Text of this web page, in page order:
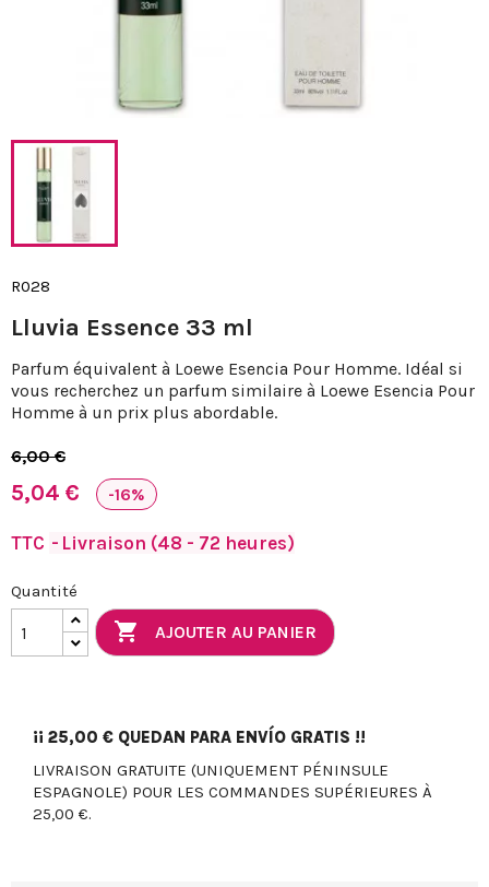
R028
Lluvia Essence 33 ml
Parfum équivalent à Loewe Esencia Pour Homme. Idéal si
vous recherchez un parfum similaire à Loewe Esencia Pour
Homme à un prix plus abordable.
6,00 €
5,04 € -16%
TTC Livraison (48 - 72 heures)
Quantité
 AJOUTER AU PANIER
¡¡ 25,00 € QUEDAN PARA ENVÍO GRATIS !!
LIVRAISON GRATUITE (UNIQUEMENT PÉNINSULE
ESPAGNOLE) POUR LES COMMANDES SUPÉRIEURES À
25,00 €.